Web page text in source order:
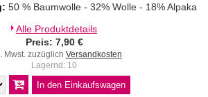
50 % Baumwolle - 32% Wolle - 18% Alpaka
Alle Produktdetails
Preis: 7,90 €
Mwst. zuzüglich Versandkosten
Lagernd: 10